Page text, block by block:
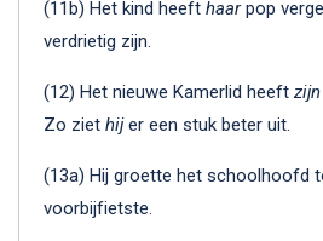
(11b) Het kind heeft haarpop
verdrietig zijn.
(12) Het nieuwe Kamerlid heeft zijn
Zo ziet hijer een stuk beter uit.
(13a) Hij groette het schoolhoofd
voorbijfietste.